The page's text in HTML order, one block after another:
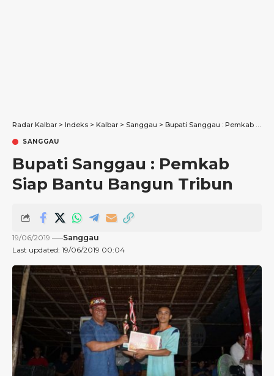
Radar Kalbar > Indeks > Kalbar > Sanggau > Bupati Sanggau : Pemkab Siap Bantu Bangun Tribun
SANGGAU
Bupati Sanggau : Pemkab
Siap Bantu Bangun Tribun
Last updated: 19/06/2019 00:04
19/06/2019 Sanggau